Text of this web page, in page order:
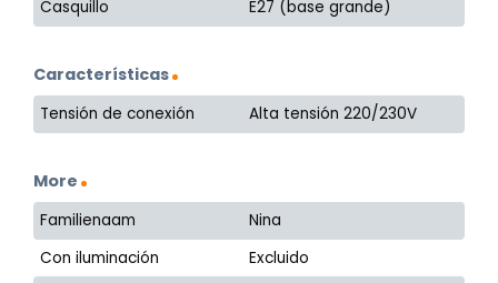
Casquillo E27 (base grande)
Características
Tensión de conexión Alta tensión 220/230V
More
Familienaam
Nina
Con iluminación
Excluido